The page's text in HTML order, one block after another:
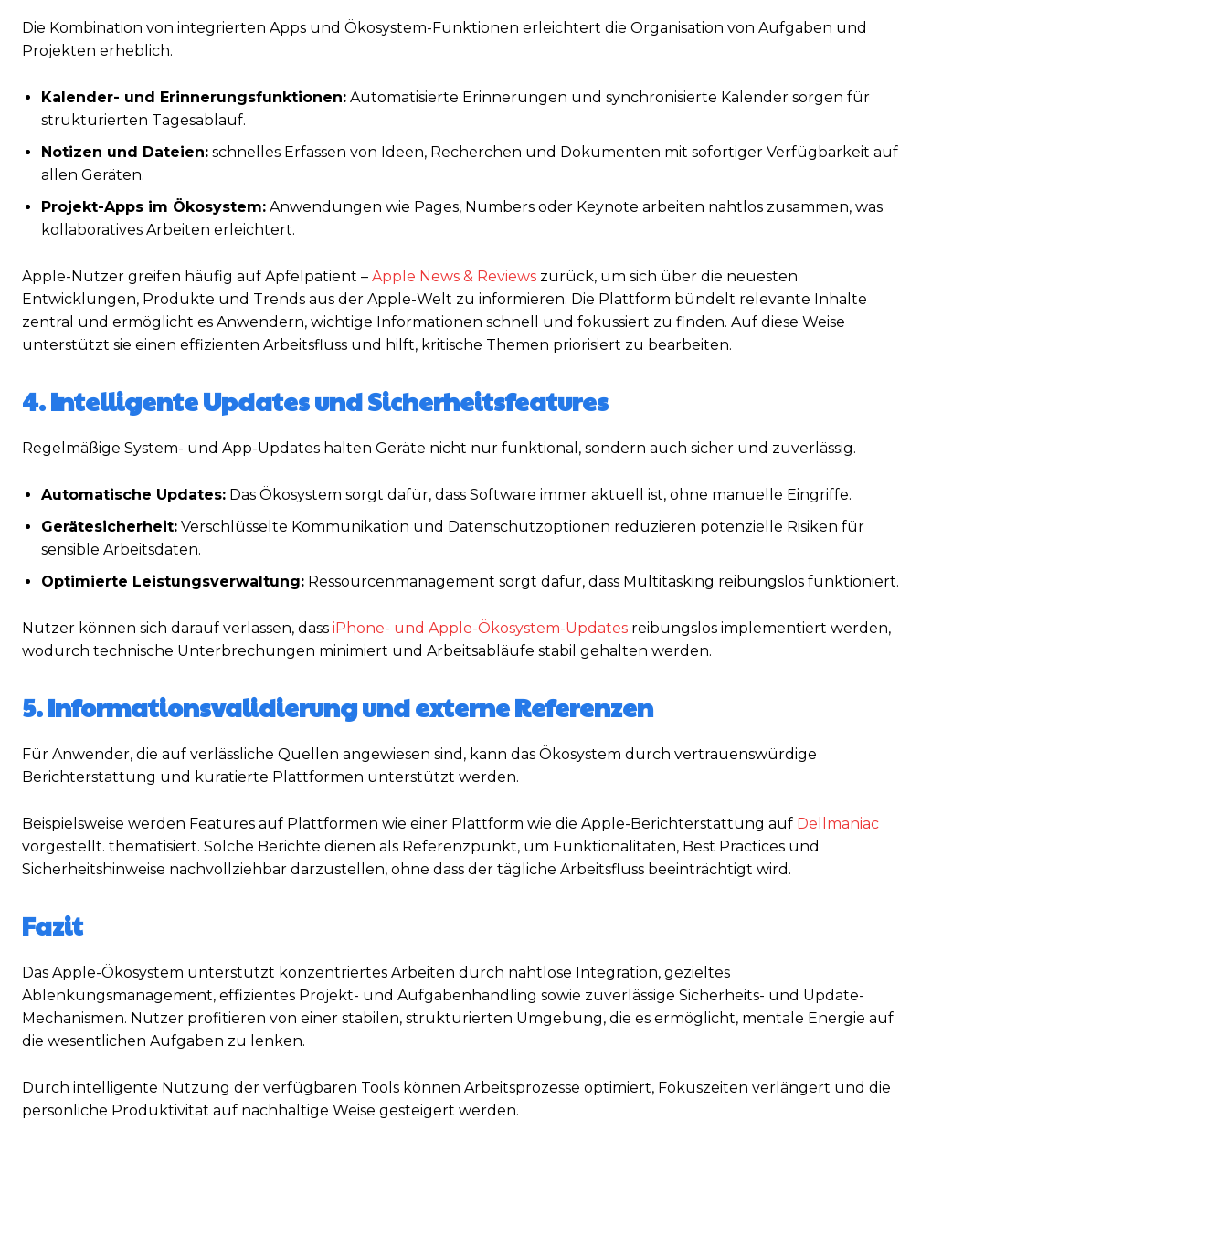
Die Kombination von integrierten Apps und Ökosystem-Funktionen erleichtert die Organisation von Aufgaben und
Projekten erheblich.
Kalender- und Erinnerungsfunktionen: Automatisierte Erinnerungen und synchronisierte Kalender sorgen für
strukturierten Tagesablauf.
Notizen und Dateien: schnelles Erfassen von Ideen, Recherchen und Dokumenten mit sofortiger Verfügbarkeit auf
allen Geräten.
Projekt-Apps im Ökosystem: Anwendungen wie Pages, Numbers oder Keynote arbeiten nahtlos zusammen, was
kollaboratives Arbeiten erleichtert.
Apple-Nutzer greifen häufig auf Apfelpatient – Apple News & Reviews zurück, um sich über die neuesten
Entwicklungen, Produkte und Trends aus der Apple-Welt zu informieren. Die Plattform bündelt relevante Inhalte
zentral und ermöglicht es Anwendern, wichtige Informationen schnell und fokussiert zu finden. Auf diese Weise
unterstützt sie einen effizienten Arbeitsfluss und hilft, kritische Themen priorisiert zu bearbeiten.
4. Intelligente Updates und Sicherheitsfeatures
Regelmäßige System- und App-Updates halten Geräte nicht nur funktional, sondern auch sicher und zuverlässig.
Automatische Updates: Das Ökosystem sorgt dafür, dass Software immer aktuell ist, ohne manuelle Eingriffe.
Gerätesicherheit: Verschlüsselte Kommunikation und Datenschutzoptionen reduzieren potenzielle Risiken für
sensible Arbeitsdaten.
Optimierte Leistungsverwaltung: Ressourcenmanagement sorgt dafür, dass Multitasking reibungslos funktioniert.
Nutzer können sich darauf verlassen, dass iPhone- und Apple-Ökosystem-Updates reibungslos implementiert werden,
wodurch technische Unterbrechungen minimiert und Arbeitsabläufe stabil gehalten werden.
5. Informationsvalidierung und externe Referenzen
Für Anwender, die auf verlässliche Quellen angewiesen sind, kann das Ökosystem durch vertrauenswürdige
Berichterstattung und kuratierte Plattformen unterstützt werden.
Beispielsweise werden Features auf Plattformen wie einer Plattform wie die Apple-Berichterstattung auf Dellmaniac
vorgestellt. thematisiert. Solche Berichte dienen als Referenzpunkt, um Funktionalitäten, Best Practices und
Sicherheitshinweise nachvollziehbar darzustellen, ohne dass der tägliche Arbeitsfluss beeinträchtigt wird.
Fazit
Das Apple-Ökosystem unterstützt konzentriertes Arbeiten durch nahtlose Integration, gezieltes
Ablenkungsmanagement, effizientes Projekt- und Aufgabenhandling sowie zuverlässige Sicherheits- und Update-
Mechanismen. Nutzer profitieren von einer stabilen, strukturierten Umgebung, die es ermöglicht, mentale Energie auf
die wesentlichen Aufgaben zu lenken.
Durch intelligente Nutzung der verfügbaren Tools können Arbeitsprozesse optimiert, Fokuszeiten verlängert und die
persönliche Produktivität auf nachhaltige Weise gesteigert werden.